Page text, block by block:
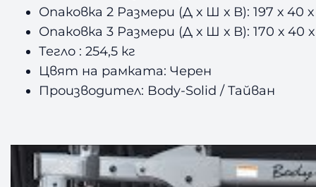
Опаковка 2 Размери (Д х Ш х В): 197 х 40 х
Опаковка 3 Размери (Д х Ш х В): 170 х 40 х
Тегло : 254,5 кг
Цвят на рамката: Черен
Производител: Body-Solid / Тайван